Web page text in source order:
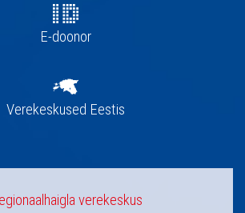
E-doonor
Verekeskused Eestis
verekeskus